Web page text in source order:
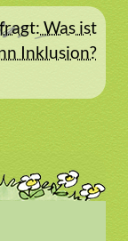
Was ist
Inklusion?